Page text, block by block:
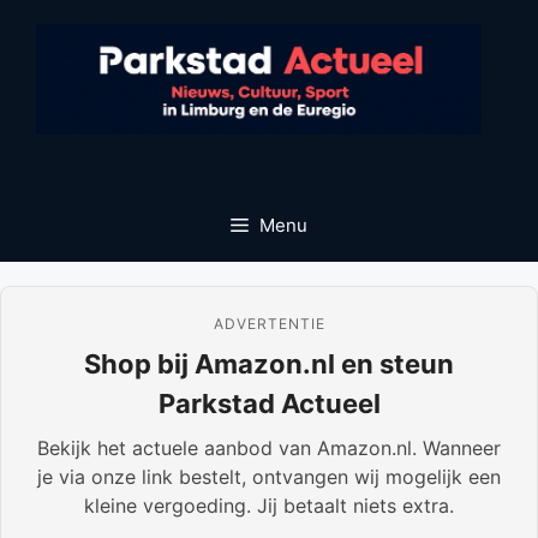
Menu
ADVERTENTIE
Shop bij Amazon.nl en steun
Parkstad Actueel
Bekijk het actuele aanbod van Amazon.nl. Wanneer
je via onze link bestelt, ontvangen wij mogelijk een
kleine vergoeding. Jij betaalt niets extra.